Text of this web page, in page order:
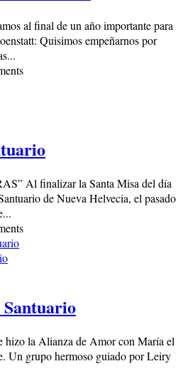
al final de un año importante para
Quisimos empeñarnos por
Al finalizar la Santa Misa del día
de Nueva Helvecia, el pasado
hizo la Alianza de Amor con María el
Un grupo hermoso guiado por Leiry